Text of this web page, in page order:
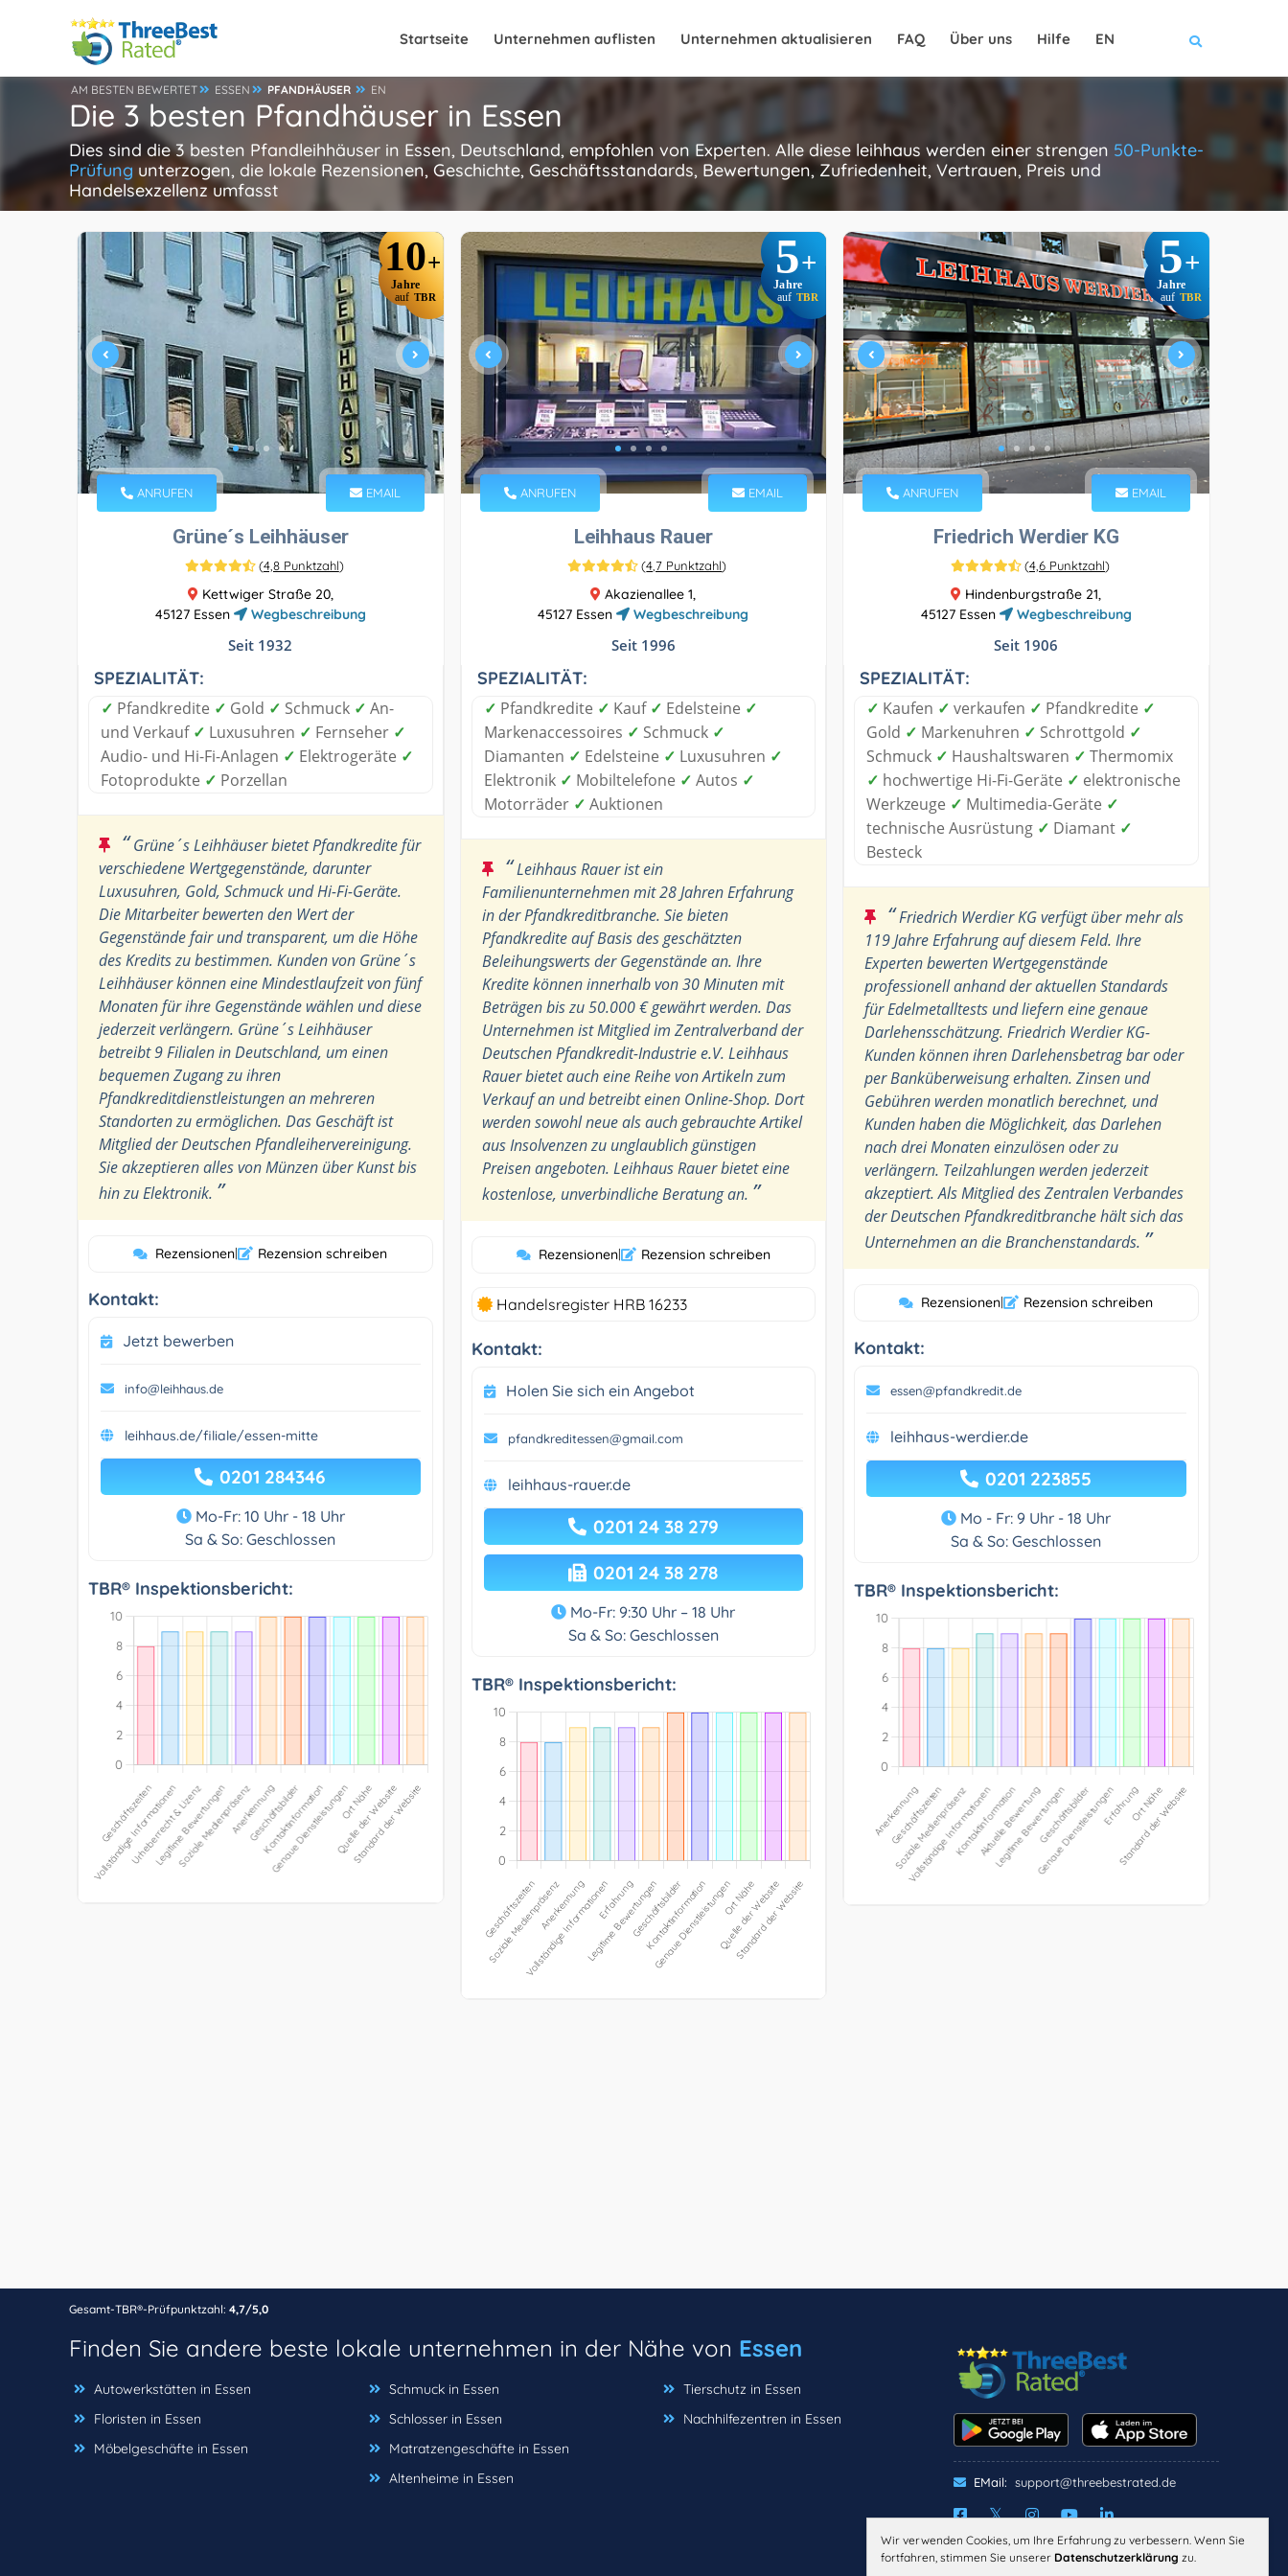
Startseite Unternehmen auflisten Unternehmen aktualisieren FAQ Über uns Hilfe EN
AM BESTEN BEWERTET ESSEN PFANDHÄUSER EN
Die 3 besten Pfandhäuser in Essen
Dies sind die 3 besten Pfandleihhäuser in Essen, Deutschland, empfohlen von Experten. Alle diese leihhaus werden einer strengen 50-Punkte-
Prüfung unterzogen, die lokale Rezensionen, Geschichte, Geschäftsstandards, Bewertungen, Zufriedenheit, Vertrauen, Preis und
Handelsexzellenz umfasst
10+
Jahre
auf TBR
ANRUFEN EMAIL
Grüne´s Leihhäuser
(4,8 Punktzahl)
Kettwiger Straße 20,
45127 Essen
Wegbeschreibung
Seit 1932
SPEZIALITÄT:
✓ Pfandkredite ✓ Gold ✓ Schmuck ✓ An-
und Verkauf ✓ Luxusuhren ✓ Fernseher ✓
Audio- und Hi-Fi-Anlagen ✓ Elektrogeräte ✓
Fotoprodukte ✓ Porzellan
“Grüne´s Leihhäuser bietet Pfandkredite für
verschiedene Wertgegenstände, darunter
Luxusuhren, Gold, Schmuck und Hi-Fi-Geräte.
Die Mitarbeiter bewerten den Wert der
Gegenstände fair und transparent, um die Höhe
des Kredits zu bestimmen. Kunden von Grüne´s
Leihhäuser können eine Mindestlaufzeit von fünf
Monaten für ihre Gegenstände wählen und diese
jederzeit verlängern. Grüne´s Leihhäuser
betreibt 9 Filialen in Deutschland, um einen
bequemen Zugang zu ihren
Pfandkreditdienstleistungen an mehreren
Standorten zu ermöglichen. Das Geschäft ist
Mitglied der Deutschen Pfandleihervereinigung.
Sie akzeptieren alles von Münzen über Kunst bis
hin zu Elektronik. ”
Rezensionen| Rezension schreiben
Kontakt:
Jetzt bewerben
info@leihhaus.de
leihhaus.de/filiale/essen-mitte
0201 284346
Mo-Fr: 10 Uhr - 18 Uhr
Sa & So: Geschlossen
TBR® Inspektionsbericht:
5+
Jahre
auf TBR
ANRUFEN EMAIL
Leihhaus Rauer
(4,7 Punktzahl)
Akazienallee 1,
45127 Essen
Wegbeschreibung
Seit 1996
SPEZIALITÄT:
✓ Pfandkredite ✓ Kauf ✓ Edelsteine ✓
Markenaccessoires ✓ Schmuck ✓
Diamanten ✓ Edelsteine ✓ Luxusuhren ✓
Elektronik ✓ Mobiltelefone ✓ Autos ✓
Motorräder ✓ Auktionen
“Leihhaus Rauer ist ein
Familienunternehmen mit 28 Jahren Erfahrung
in der Pfandkreditbranche. Sie bieten
Pfandkredite auf Basis des geschätzten
Beleihungswerts der Gegenstände an. Ihre
Kredite können innerhalb von 30 Minuten mit
Beträgen bis zu 50.000 € gewährt werden. Das
Unternehmen ist Mitglied im Zentralverband der
Deutschen Pfandkredit-Industrie e.V. Leihhaus
Rauer bietet auch eine Reihe von Artikeln zum
Verkauf an und betreibt einen Online-Shop. Dort
werden sowohl neue als auch gebrauchte Artikel
aus Insolvenzen zu unglaublich günstigen
Preisen angeboten. Leihhaus Rauer bietet eine
kostenlose, unverbindliche Beratung an. ”
Rezensionen| Rezension schreiben
Handelsregister HRB 16233
Kontakt:
Holen Sie sich ein Angebot
pfandkreditessen@gmail.com
leihhaus-rauer.de
0201 24 38 279
0201 24 38 278
Mo-Fr: 9:30 Uhr – 18 Uhr
Sa & So: Geschlossen
TBR® Inspektionsbericht:
5+
Jahre
auf TBR
ANRUFEN EMAIL
Friedrich Werdier KG
(4,6 Punktzahl)
Hindenburgstraße 21,
45127 Essen
Wegbeschreibung
Seit 1906
SPEZIALITÄT:
✓ Kaufen ✓ verkaufen ✓ Pfandkredite ✓
Gold ✓ Markenuhren ✓ Schrottgold ✓
Schmuck ✓ Haushaltswaren ✓ Thermomix
✓ hochwertige Hi-Fi-Geräte ✓ elektronische
Werkzeuge ✓ Multimedia-Geräte ✓
technische Ausrüstung ✓ Diamant ✓
Besteck
“Friedrich Werdier KG verfügt über mehr als
119 Jahre Erfahrung auf diesem Feld. Ihre
Experten bewerten Wertgegenstände
professionell anhand der aktuellen Standards
für Edelmetalltests und liefern eine genaue
Darlehensschätzung. Friedrich Werdier KG-
Kunden können ihren Darlehensbetrag bar oder
per Banküberweisung erhalten. Zinsen und
Gebühren werden monatlich berechnet, und
Kunden haben die Möglichkeit, das Darlehen
nach drei Monaten einzulösen oder zu
verlängern. Teilzahlungen werden jederzeit
akzeptiert. Als Mitglied des Zentralen Verbandes
der Deutschen Pfandkreditbranche hält sich das
Unternehmen an die Branchenstandards. ”
Rezensionen| Rezension schreiben
Kontakt:
essen@pfandkredit.de
leihhaus-werdier.de
0201 223855
Mo - Fr: 9 Uhr - 18 Uhr
Sa & So: Geschlossen
TBR® Inspektionsbericht:
Gesamt-TBR®-Prüfpunktzahl: 4,7/5,0
Finden Sie andere beste lokale unternehmen in der Nähe von Essen
Autowerkstätten in Essen
Floristen in Essen
Möbelgeschäfte in Essen
Schmuck in Essen
Schlosser in Essen
Matratzengeschäfte in Essen
Altenheime in Essen
Tierschutz in Essen
Nachhilfezentren in Essen
EMail: support@threebestrated.de
IMPRESSUM
DATENSCHUTZ
ALLGEMEINE
Wir verwenden Cookies, um Ihre Erfahrung zu verbessern. Wenn Sie
fortfahren, stimmen Sie unserer Datenschutzerklärung zu.